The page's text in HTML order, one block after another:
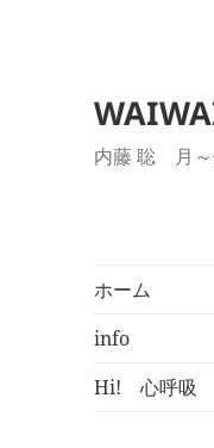
内藤 聡 月
ホーム
info
Hi! 心呼吸